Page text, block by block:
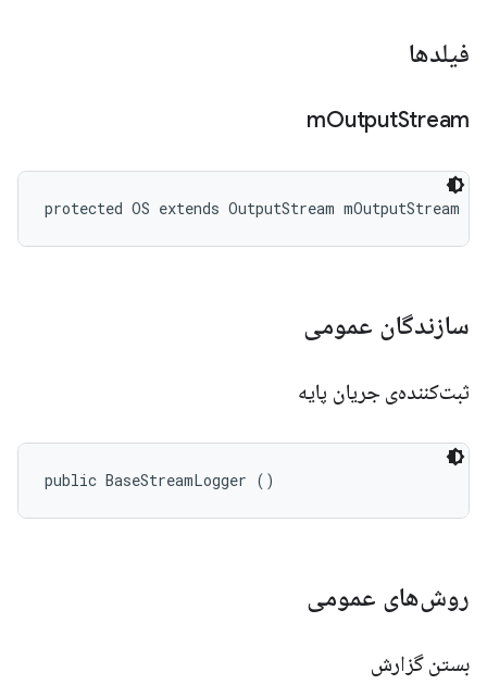
فیلدها
mOutputStream
protected OS extends OutputStream mOutputStream
سازندگان عمومی
ثبت‌کننده‌ی جریان پایه
public BaseStreamLogger ()
روش‌های عمومی
بستن گزارش